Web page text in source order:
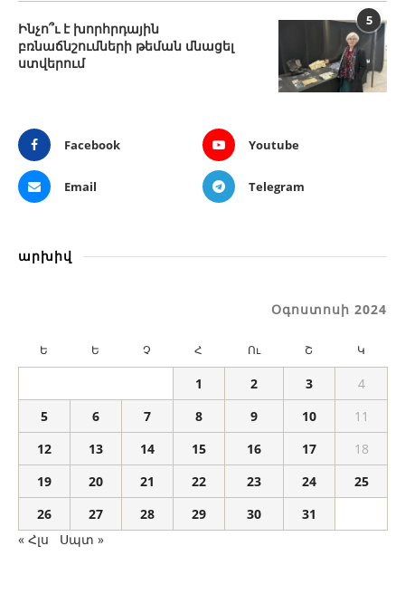
5
Ինչո՞ւ է խորհրդային
բռնաճնշումների թեման մնացել
ստվերում
Facebook Youtube
Email Telegram
արխիվ
Օգոստոսի 2024
Ե Ե Չ Հ Ու Շ Կ
1 2 3
4
5
6 7 8 9 10
11
12
13 14 15 16 17
18
19
20 21 22 23 24
25
26
27 28 29 30
31
« Հլս
Սպտ »